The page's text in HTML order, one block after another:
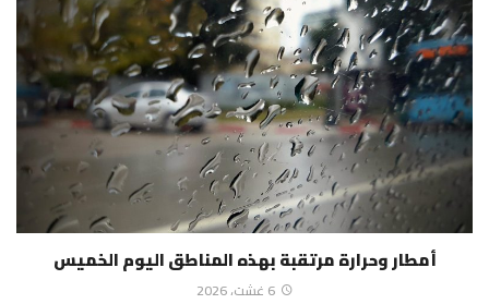
أمطار وحرارة مرتقبة بهذه المناطق اليوم الخميس
6 غشت، 2026